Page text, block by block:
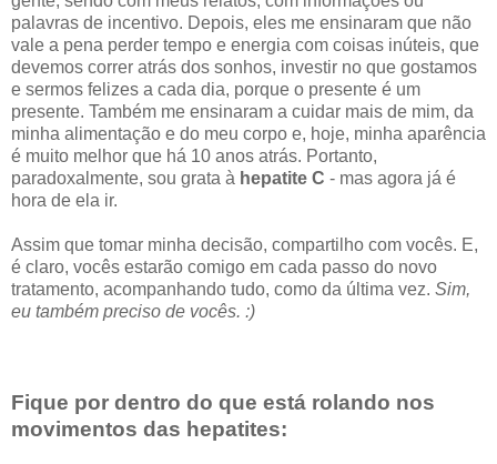
palavras de incentivo. Depois, eles me ensinaram que não
vale a pena perder tempo e energia com coisas inúteis, que
devemos correr atrás dos sonhos, investir no que gostamos
e sermos felizes a cada dia, porque o presente é um
presente. Também me ensinaram a cuidar mais de mim, da
minha alimentação e do meu corpo e, hoje, minha aparência
é muito melhor que há 10 anos atrás. Portanto,
paradoxalmente, sou grata à hepatite C - mas agora já é
hora de ela ir.
Assim que tomar minha decisão, compartilho com vocês. E,
é claro, vocês estarão comigo em cada passo do novo
tratamento, acompanhando tudo, como da última vez. Sim,
eu também preciso de vocês. :)
Fique por dentro do que está rolando nos
movimentos das hepatites: